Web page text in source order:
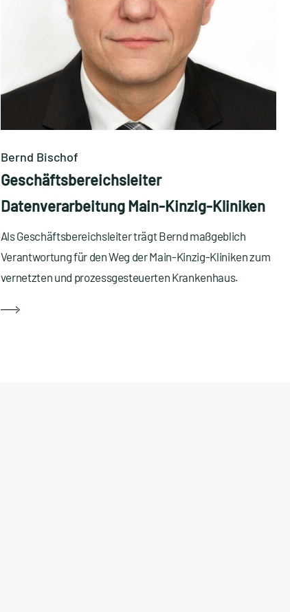
Bernd Bischof
Geschäftsbereichsleiter
Datenverarbeitung Main-Kinzig-Kliniken
Als Geschäftsbereichsleiter trägt Bernd maßgeblich
Verantwortung für den Weg der Main-Kinzig-Kliniken zum
vernetzten und prozessgesteuerten Krankenhaus.